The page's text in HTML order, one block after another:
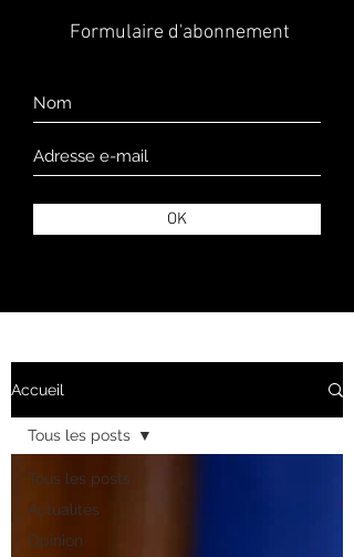
Formulaire d'abonnement
OK
Accueil
Tous les posts
Actualités
Opinion
Tous les posts